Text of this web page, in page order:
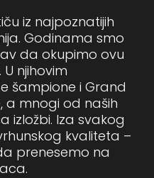
iz najpoznatijih
Godinama smo
da okupimo ovu
njihovim
šampione i Grand
a mnogi od naših
izložbi. Iza svakog
kvaliteta –
prenesemo na